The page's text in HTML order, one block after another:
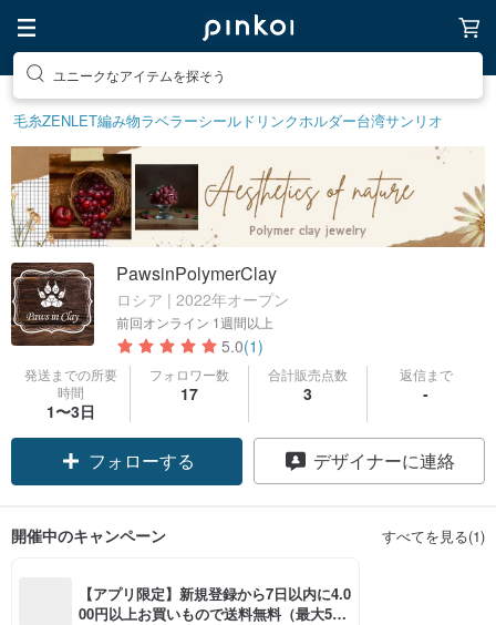
ユニークなアイテムを探そう
毛糸ZENLET編み物ラベラーシール ドリンクホルダー台湾サンリオ
PawsinPolymerClay
ロシア | 2022年オープン
前回オンライン 1週間以上
5.0(1)
発送までの所要
時間
1〜3日
フォロワー数
17
合計販売点数
3
返信まで
-
フォローする デザイナーに連絡
開催中のキャンペーン すべてを見る(1)
【アプリ限定】新規登録から7日以内に4.0
00円以上お買いもので送料無料（最大500